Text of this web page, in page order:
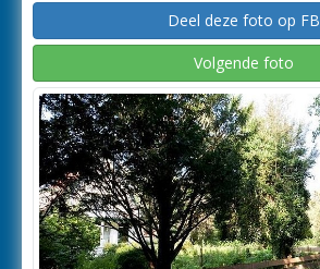
Deel deze foto op FB
Volgende foto